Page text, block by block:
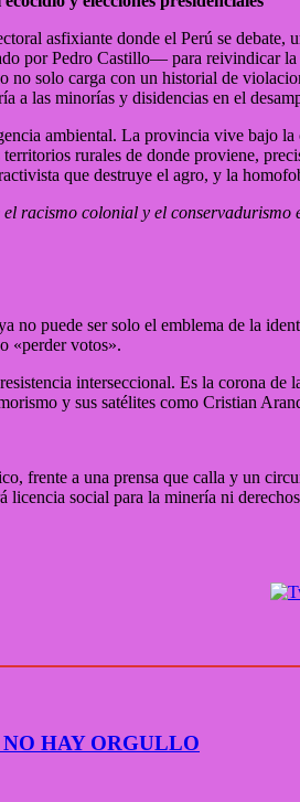
asfixiante donde el Perú se
por Pedro Castillo— para reivindicar
solo carga con un historial de
a las minorías y disidencias en el
ambiental. La provincia vive bajo
rurales de donde proviene,
que destruye el agro, y la
racismo colonial y el
no puede ser solo el emblema de la
«perder votos».
interseccional. Es la corona
y sus satélites como Cristian
frente a una prensa que calla y un
licencia social para la minería ni
HAY ORGULLO